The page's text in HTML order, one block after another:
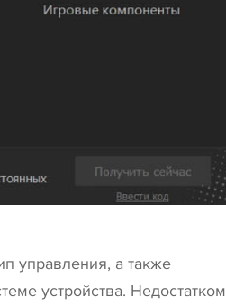
управления, а также
устройства. Недостатком